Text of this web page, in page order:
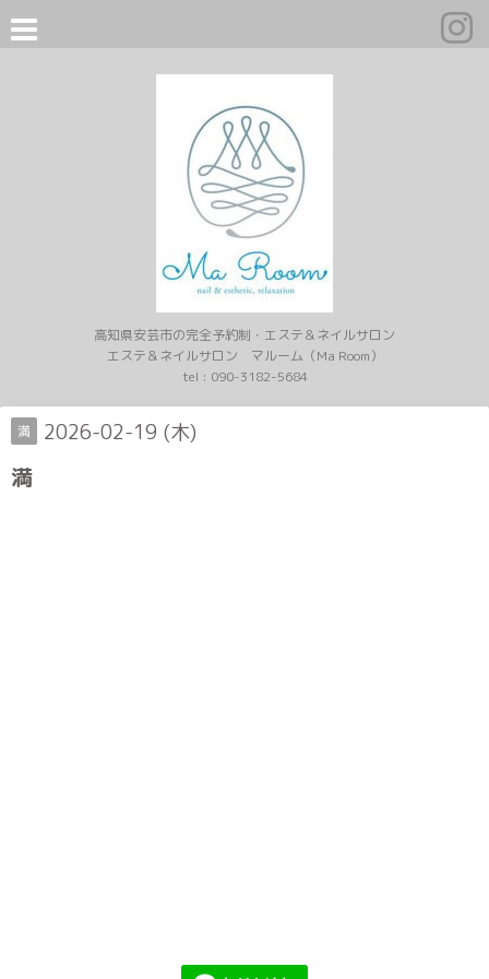
高知県安芸市の完全予約制・エステ＆ネイルサロン
エステ＆ネイルサロン マルーム（Ma Room）
tel : 090-3182-5684
満 2026-02-19 (木)
満